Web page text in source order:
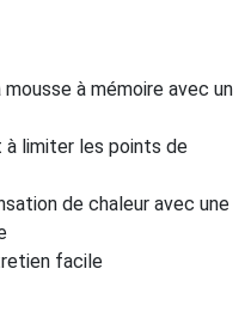
à mémoire avec un
à limiter les points de
de chaleur avec une
facile